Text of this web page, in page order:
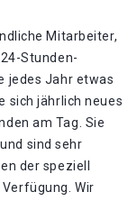
Mitarbeiter,
Stunden-
jedes Jahr etwas
sich jährlich neues
am Tag. Sie
sind sehr
der speziell
Wir